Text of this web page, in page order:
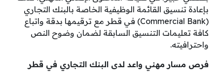
بإعادة تنسيق القائمة الوظيفية الخاصة بالبنك التجاري
(Commercial Bank) في قطر مع ترقيمها بدقة واتباع
كافة تعليمات التنسيق السابقة لضمان وضوح النص
واحترافيته.
فرص مسار مهني واعد لدى البنك التجاري في قطر